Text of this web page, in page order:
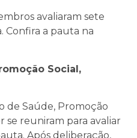
avaliaram sete
Confira a pauta na
Social,
de Saúde, Promoção
se reuniram para avaliar
Após deliberação,